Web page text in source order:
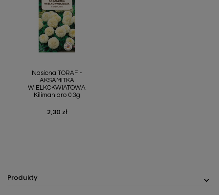
Nasiona TORAF -
AKSAMITKA
WIELKOKWIATOWA
Kilimanjaro 0.3g
Cena
2,30 zł
Produkty